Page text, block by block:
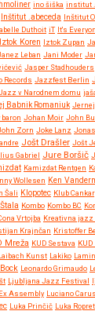
ino šiška institut
Inštitut .abeceda Inštitut
Duthoit iT It's
Iztok Koren Iztok Zupan
Leban Jani Moder
Jasper Stadhouders
Records Jazzfest Berlin
v Narodnem domu
Babnik Romaniuk Jernej
baron Johan Moir John
Zorn Joke Lanz
Jošt Drašler Jošt
Gabriel Jure Boršič
Kamizdat Rentgen
Wollesen Ken
Šali Klopotec Klub
Kombo Kombo BC
Vrtojba Kreativna
Krajnčan Kristoffer
Mreža KUD Sestava
Kunst Lakiko
Leonardo Grimaudo
Ljubljana Jazz Festival
Assembly Luciano
Luka Prinčič Luka Ropret